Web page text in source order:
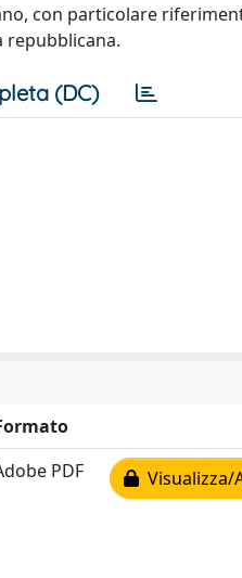
con particolare
repubblicana.
(DC)
PDF Visualizza/